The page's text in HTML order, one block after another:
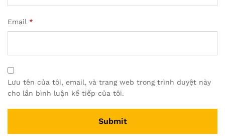
Email *
Lưu tên của tôi, email, và trang web trong trình duyệt này
cho lần bình luận kế tiếp của tôi.